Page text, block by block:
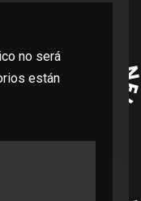
no será
están